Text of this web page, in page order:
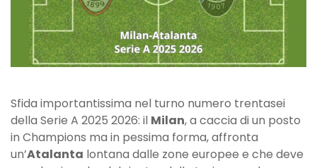
Sfida importantissima nel turno numero trentasei
della Serie A 2025 2026: il Milan, a caccia di un posto
in Champions ma in pessima forma, affronta
un’Atalanta lontana dalle zone europee e che deve